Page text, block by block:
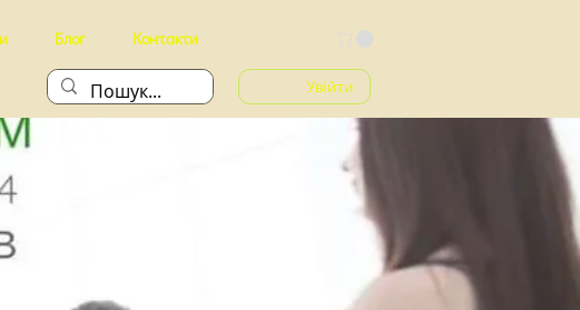
Блог Контакти
Увійти